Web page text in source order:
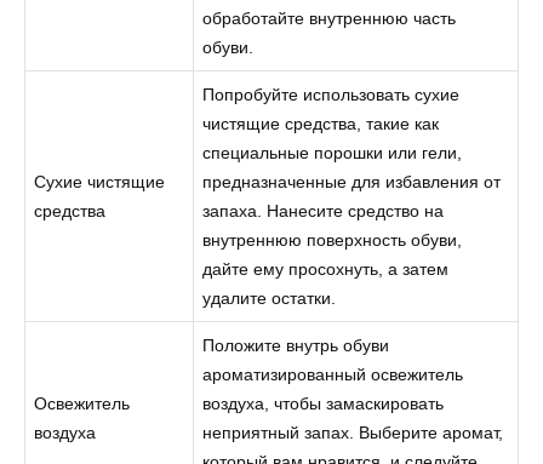
обработайте внутреннюю часть
обуви.
Сухие чистящие
средства
Попробуйте использовать сухие
чистящие средства, такие как
специальные порошки или гели,
предназначенные для избавления от
запаха. Нанесите средство на
внутреннюю поверхность обуви,
дайте ему просохнуть, а затем
удалите остатки.
Освежитель
воздуха
Положите внутрь обуви
ароматизированный освежитель
воздуха, чтобы замаскировать
неприятный запах. Выберите аромат,